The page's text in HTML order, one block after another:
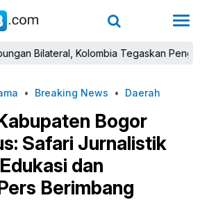
Kolombia Tegaskan Pengakuan
• Breaking News • Daerah
Bogor
Safari Jurnalistik
dan
Berimbang